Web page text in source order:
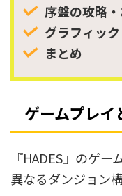
序盤の攻略
グラフィッ
まとめ
ゲームプレイ
『HADES』のゲ
異なるダンジョン